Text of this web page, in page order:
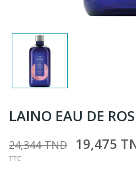
LAINO EAU DE
24,344 TND 19,475
TTC